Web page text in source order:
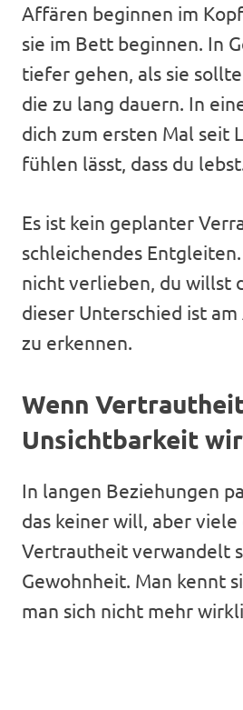
Affären beginnen im
sie im Bett beginnen. In
tiefer gehen, als sie
die zu lang dauern. In
dich zum ersten Mal seit
fühlen lässt, dass du
Es ist kein geplanter
schleichendes
nicht verlieben, du willst
dieser Unterschied ist
zu erkennen.
Wenn
Unsichtbarkeit
In langen Beziehungen
das keiner will, aber
Vertrautheit verwandelt
Gewohnheit. Man kennt
man sich nicht mehr